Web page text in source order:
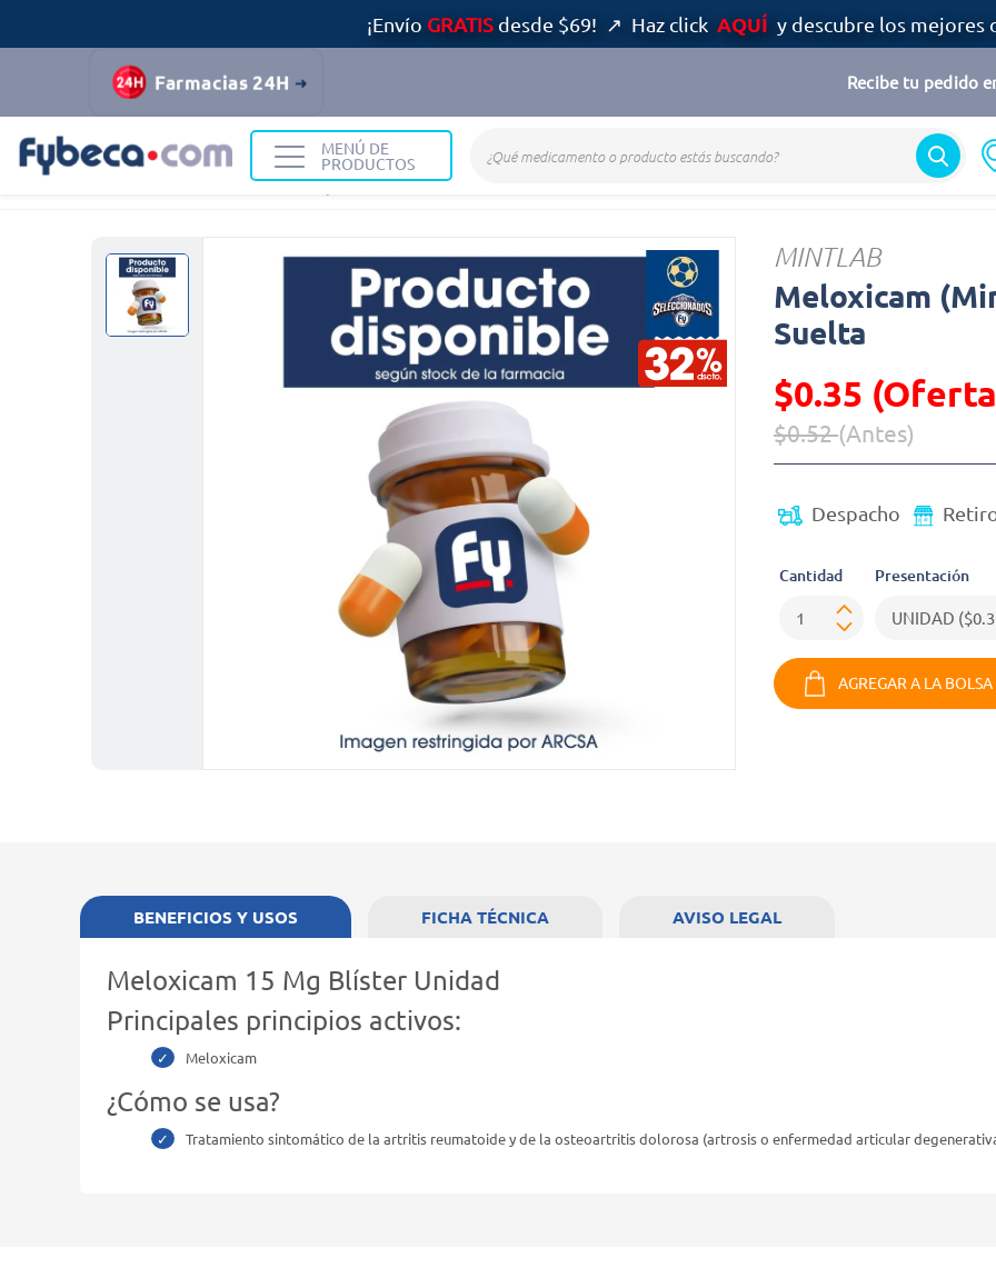
¡Envío GRATISdesde $69! ↗ Haz click AQUÍ y descubre los mejores
Farmacias 24H Recibe tu pedido
MENÚ DE
PRODUCTOS
Medicinas Huesos y Articulaciones
MINTLAB
Meloxicam
Suelta
$0.35
Precio reducido de
$0.52(Antes)
Despacho
Cantidad Presentación
AGREGAR A LA BOLSA
BENEFICIOS Y USOS
Meloxicam 15 Mg Blíster Unidad
Principales principios activos:
Meloxicam
¿Cómo se usa?
Tratamiento sintomático de la artritis reumatoide y de la osteoartritis dolorosa (artrosis o enfermedad articular
FICHA TÉCNICA AVISO LEGAL